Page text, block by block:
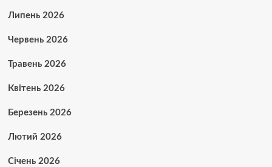
Липень 2026
Червень 2026
Травень 2026
Квітень 2026
Березень 2026
Лютий 2026
Січень 2026